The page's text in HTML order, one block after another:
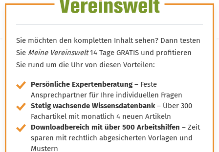
LOGIN
Satzungsfallen,
Satzungschancen,
Satzungsrisiken
04.05.2023
Sie möchten den kompletten Inhalt sehen? Dann testen
Sie Meine Vereinswelt14 Tage GRATIS und profitieren
Sie rund um die Uhr von diesen Vorteilen:
Persönliche Expertenberatung– Feste
Ansprechpartner für Ihre individuellen Fragen
Stetig wachsende Wissensdatenbank– Über 300
Fachartikel mit monatlich 4 neuen Artikeln
Downloadbereich mit über 500 Arbeitshilfen – Zeit
sparen mit rechtlich abgesicherten Vorlagen und
Mustern